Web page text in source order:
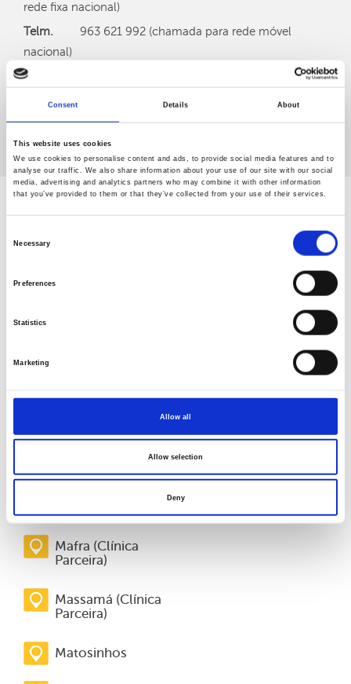
Consent Details About
This website uses cookies
We use cookies to personalise content and ads, to provide social media features and to
analyse our traffic. We also share information about your use of our site with our social
media, advertising and analytics partners who may combine it with other information
that you’ve provided to them or that they’ve collected from your use of their services.
Necessary
Preferences
Statistics
Marketing
Allow all
Allow selection
Deny
rede fixa nacional)
Telm.
963 621 992 (chamada para rede móvel
nacional)
E-mail.
Parceira)
Lisboa Av. João XXI
Lisboa Marquês
Mafra (Clínica
Parceira)
Massamá (Clínica
Parceira)
Matosinhos